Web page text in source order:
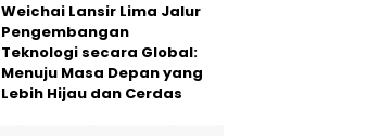
Weichai Lansir Lima Jalur
Pengembangan
Teknologi secara Global:
Menuju Masa Depan yang
Lebih Hijau dan Cerdas